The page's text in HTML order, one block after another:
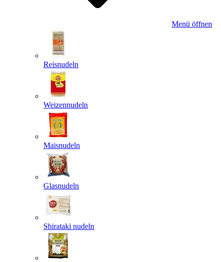
Menü öffnen
Reisnudeln
Weizennudeln
Maisnudeln
Glasnudeln
Shirataki nudeln